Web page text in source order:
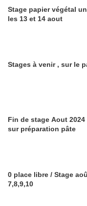
Stage papier végétal une place pour
les 13 et 14 aout
Stages à venir , sur le
Fin de stage Aout
sur préparation pâte
0 place libre / Stage
7,8,9,10